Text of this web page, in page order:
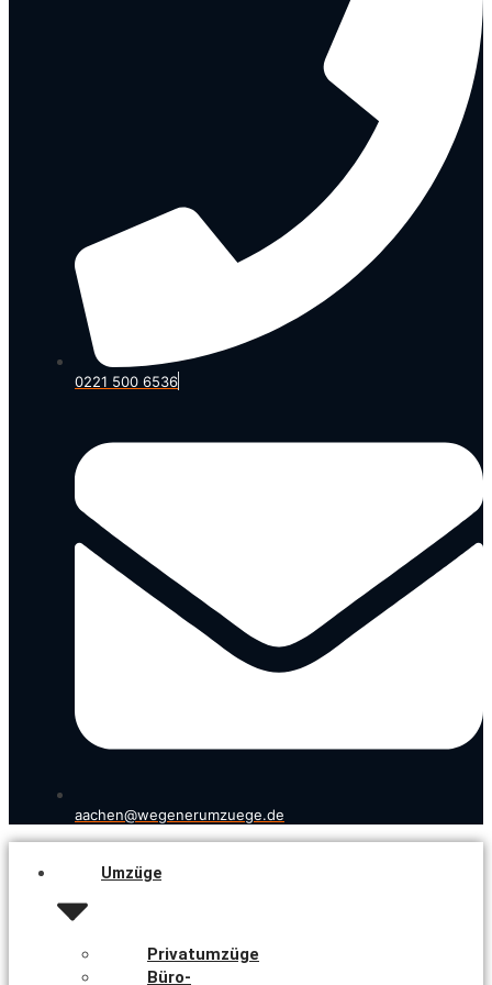
0221 500 6536
aachen@wegenerumzuege.de
Umzüge
Privatumzüge
Büro-